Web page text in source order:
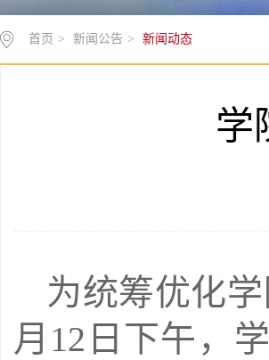
首页 > 新闻公告 > 新闻动态
学
为统筹优化
月12日下午，